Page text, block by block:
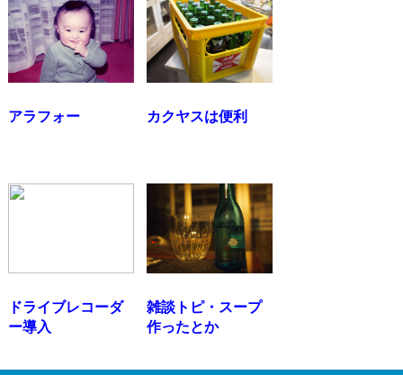
アラフォー カクヤスは便利
ドライブレコーダ
ー導入
雑談トピ・スープ
作ったとか